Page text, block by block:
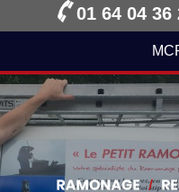
01 64 04 36